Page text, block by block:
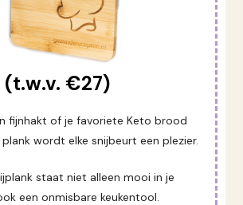
€27)
fijnhakt of je favoriete Keto brood
wordt elke snijbeurt een plezier.
staat niet alleen mooi in je
een onmisbare keukentool.